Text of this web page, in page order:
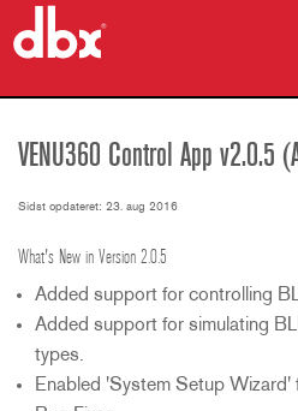
træning
support
VENU360 Control App v2.0.5
Sidst opdateret: 23. aug 2016
What's New in Version 2.0.5
Added support for controlling
Added support for simulating
types.
Enabled 'System Setup Wizard'